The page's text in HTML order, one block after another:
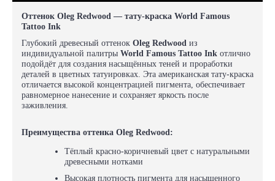
Оттенок Oleg Redwood — тату-краска World Famous
Tattoo Ink
Глубокий древесный оттенок Oleg Redwood из
индивидуальной палитры World Famous Tattoo Ink отлично
подойдёт для создания насыщённых теней и проработки
деталей в цветных татуировках. Эта американская тату-краска
отличается высокой концентрацией пигмента, обеспечивает
равномерное нанесение и сохраняет яркость после
заживления.
Преимущества оттенка Oleg Redwood:
Тёплый красно-коричневый цвет с натуральными
древесными нотками
Высокая плотность пигмента для насыщенного